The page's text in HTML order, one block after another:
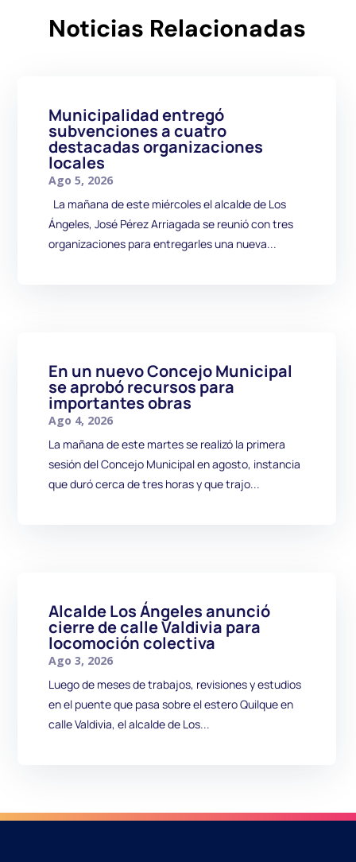
Noticias Relacionadas
Municipalidad entregó
subvenciones a cuatro
destacadas organizaciones
locales
Ago 5, 2026
La mañana de este miércoles el alcalde de Los
Ángeles, José Pérez Arriagada se reunió con tres
organizaciones para entregarles una nueva...
En un nuevo Concejo Municipal
se aprobó recursos para
importantes obras
Ago 4, 2026
La mañana de este martes se realizó la primera
sesión del Concejo Municipal en agosto, instancia
que duró cerca de tres horas y que trajo...
Alcalde Los Ángeles anunció
cierre de calle Valdivia para
locomoción colectiva
Ago 3, 2026
Luego de meses de trabajos, revisiones y estudios
en el puente que pasa sobre el estero Quilque en
calle Valdivia, el alcalde de Los...